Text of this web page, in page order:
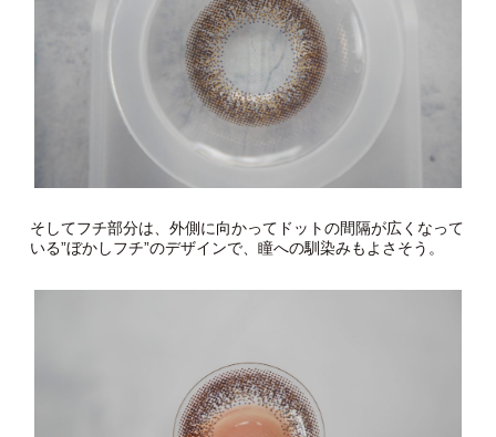
そしてフチ部分は、外側に向かってドットの間隔が広くなって
いる”ぼかしフチ”のデザインで、瞳への馴染みもよさそう。